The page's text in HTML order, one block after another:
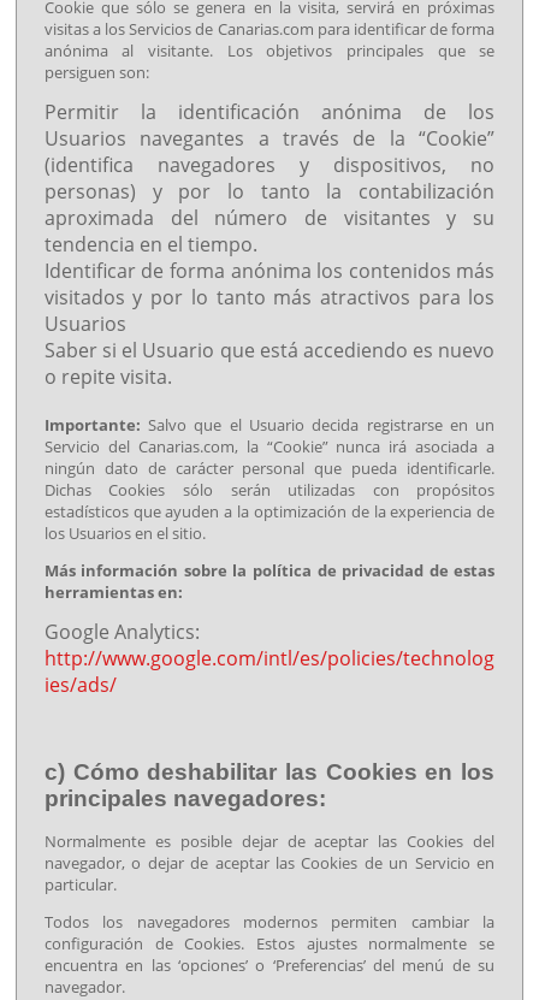
Cookie que sólo se genera en la visita, servirá en próximas
visitas a los Servicios de Canarias.com para identificar de forma
anónima al visitante. Los objetivos principales que se
persiguen son:
Permitir la identificación anónima de los
Usuarios navegantes a través de la “Cookie”
(identifica navegadores y dispositivos, no
personas) y por lo tanto la contabilización
aproximada del número de visitantes y su
tendencia en el tiempo.
Identificar de forma anónima los contenidos más
visitados y por lo tanto más atractivos para los
Usuarios
Saber si el Usuario que está accediendo es nuevo
o repite visita.
Importante: Salvo que el Usuario decida registrarse en un
Servicio del Canarias.com, la “Cookie” nunca irá asociada a
ningún dato de carácter personal que pueda identificarle.
Dichas Cookies sólo serán utilizadas con propósitos
estadísticos que ayuden a la optimización de la experiencia de
los Usuarios en el sitio.
Más información sobre la política de privacidad de estas
herramientas en:
Google Analytics:
http://www.google.com/intl/es/policies/technolog
ies/ads/
c) Cómo deshabilitar las Cookies en los
principales navegadores:
Normalmente es posible dejar de aceptar las Cookies del
navegador, o dejar de aceptar las Cookies de un Servicio en
particular.
Todos los navegadores modernos permiten cambiar la
configuración de Cookies. Estos ajustes normalmente se
encuentra en las ‘opciones’ o ‘Preferencias’ del menú de su
navegador.